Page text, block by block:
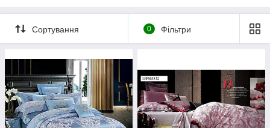
електричне поле на ліжку. Це особливо необхідно взимку,
коли працюють джерела штучного опалення. Жакард, дуже
сприятливо впливають на сон, регулюючи уві сні нашу з вами
Сортування 0 Фільтри